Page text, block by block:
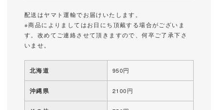
配送はヤマト運輸でお届けいたします。
※商品によりましてはお日にち頂戴する場合がございま
す。改めてご連絡させて頂きますので、何卒ご了承下さ
いませ。
北海道 950円
沖縄県 2100円